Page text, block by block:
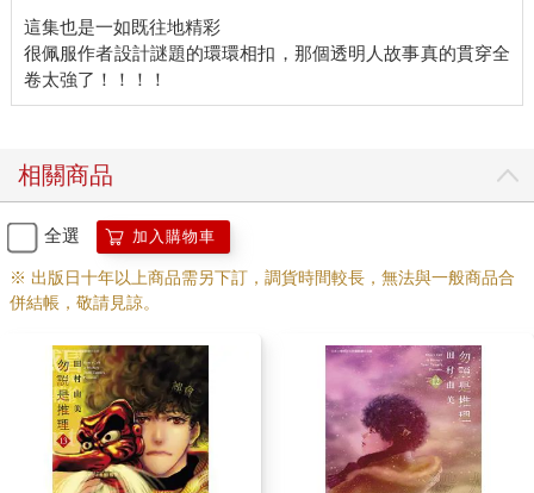
這集也是一如既往地精彩
很佩服作者設計謎題的環環相扣，那個透明人故事真的貫穿全
相關商品
全選 加入購物車
※ 出版日十年以上商品需另下訂，調貨時間較長，無法與一般商品合
併結帳，敬請見諒。